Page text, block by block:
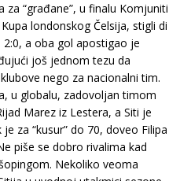
“građane”, u finalu Komjuniti
londonskog Čelsija, stigli di
a oba gol apostigao je
još jednom tezu da
nego za nacionalni tim.
u globalu, zadovoljan timom
Marez iz Lestera, a Siti je
za “kusur” do 70, doveo Filipa
piše se dobro rivalima kad
Nekoliko veoma